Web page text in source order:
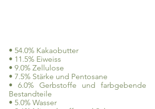
• 54.0% Kakaobutter
• 11.5% Eiweiss
• 9.0% Zellulose
• 7.5% Stärke und Pentosane
• 6.0% Gerbstoffe und farbgebende
Bestandteile
• 5.0% Wasser